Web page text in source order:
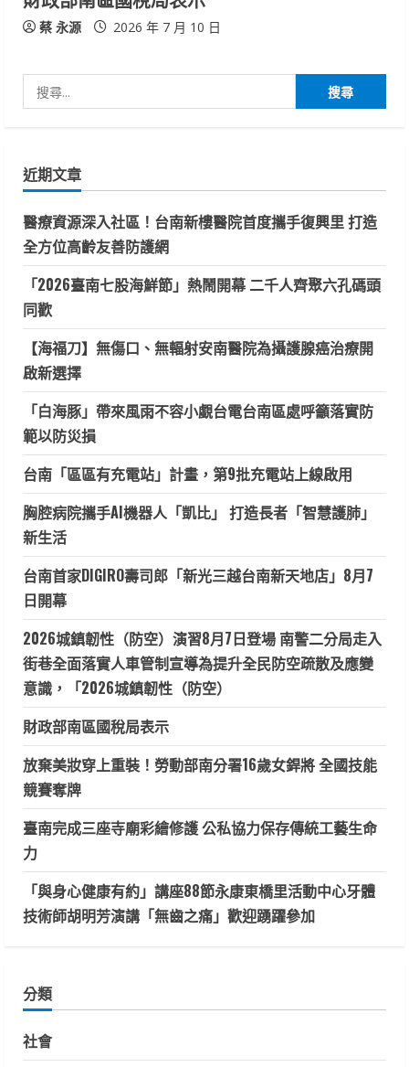
g 蔡 永源 2026 年 7 月 10 日
尋
字:
近期文章
醫療資源深入社區！台南新樓醫院首度攜手復興里 打造
全方位高齡友善防護網
「2026臺南七股海鮮節」熱鬧開幕 二千人齊聚六孔碼頭
同歡
【海福刀】無傷口、無輻射安南醫院為攝護腺癌治療開
啟新選擇
「白海豚」帶來風雨不容小覷台電台南區處呼籲落實防
範以防災損
台南「區區有充電站」計畫，第9批充電站上線啟用
胸腔病院攜手AI機器人「凱比」 打造長者「智慧護肺」
新生活
台南首家DIGIRO壽司郎「新光三越台南新天地店」8月7
日開幕
2026城鎮韌性（防空）演習8月7日登場 南警二分局走入
街巷全面落實人車管制宣導為提升全民防空疏散及應變
意識，「2026城鎮韌性（防空）
財政部南區國稅局表示
放棄美妝穿上重裝！勞動部南分署16歲女銲將 全國技能
競賽奪牌
臺南完成三座寺廟彩繪修護 公私協力保存傳統工藝生命
力
「與身心健康有約」講座88節永康東橋里活動中心牙體
技術師胡明芳演講「無齒之痛」歡迎踴躍參加
分類
社會